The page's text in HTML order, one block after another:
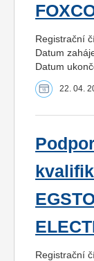
Registrační
Datum
Datum
22. 04.
Registrační